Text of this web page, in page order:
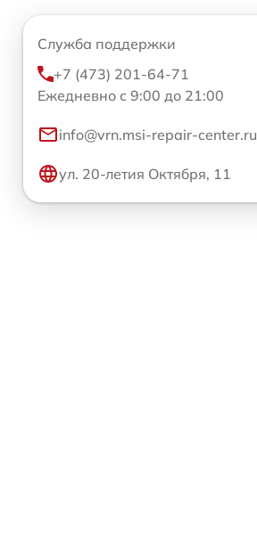
Служба поддержки
+7 (473) 201-64-71
Ежедневно с 9:00 до 21:00
info@vrn.msi-repair-center.ru
ул. 20-летия Октября, 11